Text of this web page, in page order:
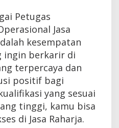
Petugas
Jasa
kesempatan
ingin berkarir di
terpercaya dan
positif bagi
yang sesuai
tinggi, kamu bisa
di Jasa Raharja.